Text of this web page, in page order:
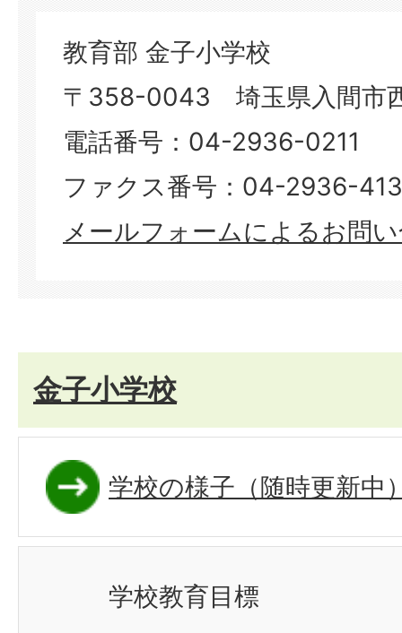
教育部 金子小学校
〒358-0043 埼玉県入間市
電話番号：04-2936-0211
ファクス番号：04-2936-
メールフォームによるお問
金子小学校
学校の様子（随時更新中
学校教育目標